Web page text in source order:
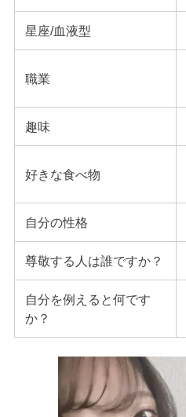
星座/血液型
職業
趣味
好きな食べ物
自分の性格
尊敬する人は誰ですか？
自分を例えると何です
か？